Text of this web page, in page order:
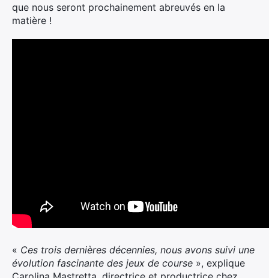
que nous seront prochainement abreuvés en la
matière !
« Ces trois dernières décennies, nous avons suivi une
évolution fascinante des jeux de course », explique